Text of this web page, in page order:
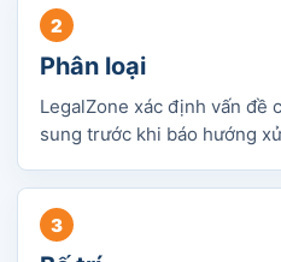
Phân loại
LegalZone xác định vấn đề
sung trước khi báo hướng